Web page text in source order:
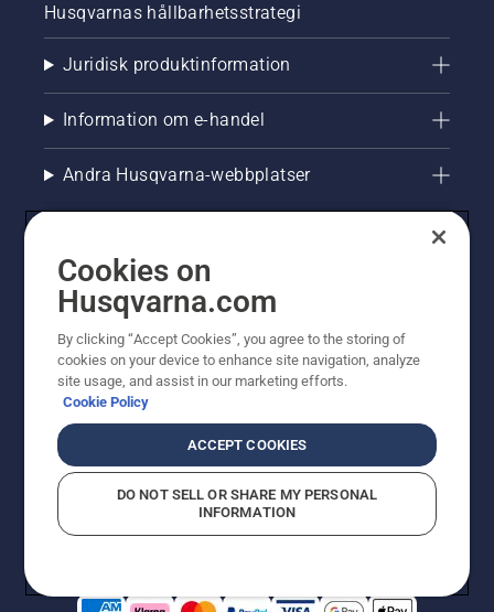
Husqvarnas hållbarhetsstrategi
Juridisk produktinformation
Information om e-handel
Andra Husqvarna-webbplatser
© Husqvarna AB (publ). All rights reserved. Priserna
som visas är rekommenderade cirkapriser. Alla angivna
priser är rekommenderade försäljningspriser (inkl.
moms) om inte produkten är tillgänglig för direkt köp.
CookiepolicyAnvändningsvillkor Sekretessmeddelande
Företagsinformation
Cookies on
Husqvarna.com
By clicking “Accept Cookies”, you agree to the storing of
cookies on your device to enhance site navigation, analyze
site usage, and assist in our marketing efforts.
Cookie Policy
ACCEPT COOKIES
DO NOT SELL OR SHARE MY PERSONAL
INFORMATION